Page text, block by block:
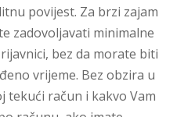
povijest. Za brzi zajam
zadovoljavati minimalne
bez da morate biti
vrijeme. Bez obzira u
tekući račun i kakvo Vam